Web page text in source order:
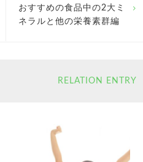
おすすめの食品中の2大ミ
ネラルと他の栄養素群編
RELATION ENTRY